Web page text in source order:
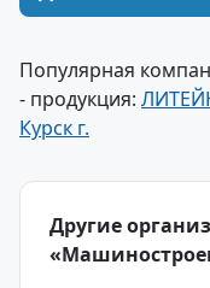
Популярная
- продукция:
Курск г.
Другие